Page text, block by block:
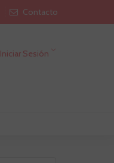
Contacto
Iniciar Sesión